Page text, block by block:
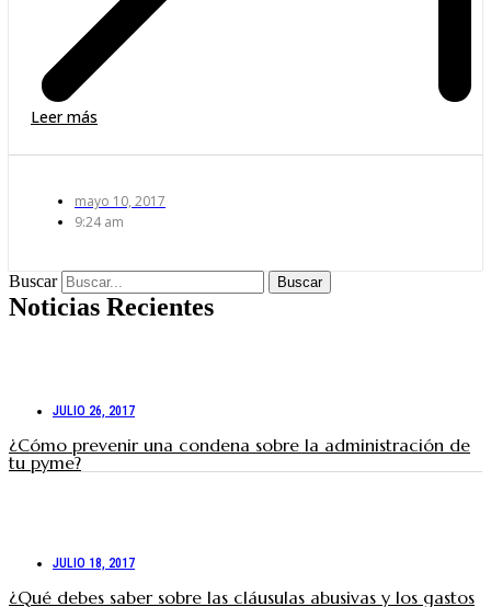
Leer más
mayo 10, 2017
9:24 am
Buscar Buscar
Noticias Recientes
JULIO 26, 2017
¿Cómo prevenir una condena sobre la administración de
tu pyme?
JULIO 18, 2017
¿Qué debes saber sobre las cláusulas abusivas y los gastos